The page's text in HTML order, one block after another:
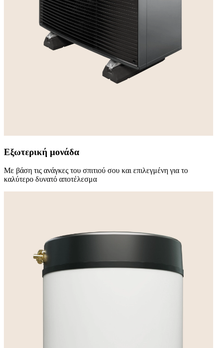
Εξωτερική μονάδα
Με βάση τις ανάγκες του σπιτιού σου και επιλεγμένη για το
καλύτερο δυνατό αποτέλεσμα